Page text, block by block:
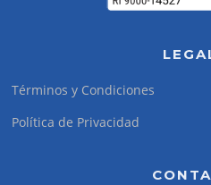
Términos y Condiciones
Política de Privacidad